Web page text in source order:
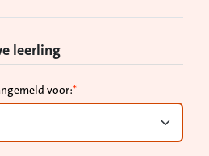
leerling
voor: